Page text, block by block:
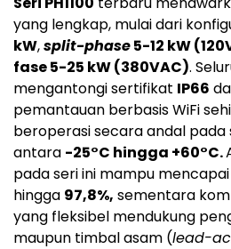
yang lengkap, mulai dari
kW,split-phase5-12 kW
fase 5-25 kW (380VAC).
mengantongi sertifikat IP66
pemantauan berbasis WiFi
beroperasi secara andal pada
antara -25°C hingga +60°C.
pada seri ini mampu
hingga 97,8%, sementara
yang fleksibel mendukung
maupun timbal asam (lead-